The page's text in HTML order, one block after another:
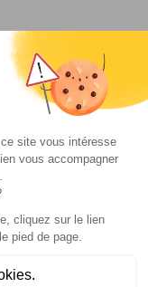
Paiements